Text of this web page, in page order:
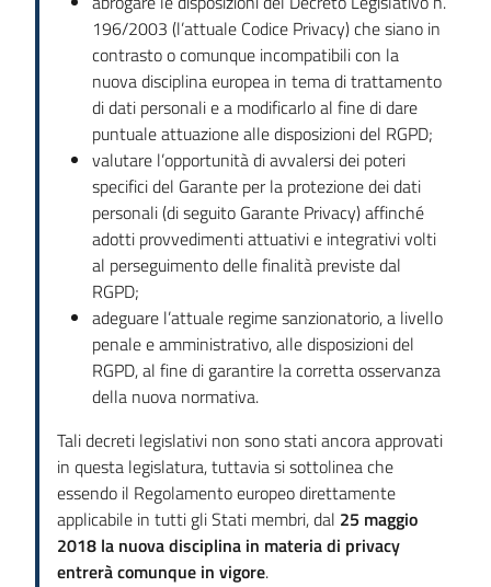
196/2003 (l’attuale Codice Privacy) che siano in
contrasto o comunque incompatibili con la
nuova disciplina europea in tema di trattamento
di dati personali e a modificarlo al fine di dare
puntuale attuazione alle disposizioni del RGPD;
valutare l’opportunità di avvalersi dei poteri
specifici del Garante per la protezione dei dati
personali (di seguito Garante Privacy) affinché
adotti provvedimenti attuativi e integrativi volti
al perseguimento delle finalità previste dal
RGPD;
adeguare l’attuale regime sanzionatorio, a livello
penale e amministrativo, alle disposizioni del
RGPD, al fine di garantire la corretta osservanza
della nuova normativa.
Tali decreti legislativi non sono stati ancora approvati
in questa legislatura, tuttavia si sottolinea che
essendo il Regolamento europeo direttamente
applicabile in tutti gli Stati membri, dal 25 maggio
2018 la nuova disciplina in materia di privacy
entreràcomunque in vigore.